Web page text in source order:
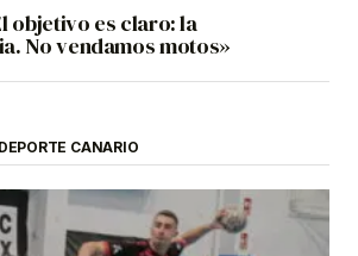
objetivo es claro: la
No vendamos motos»
CANARIO